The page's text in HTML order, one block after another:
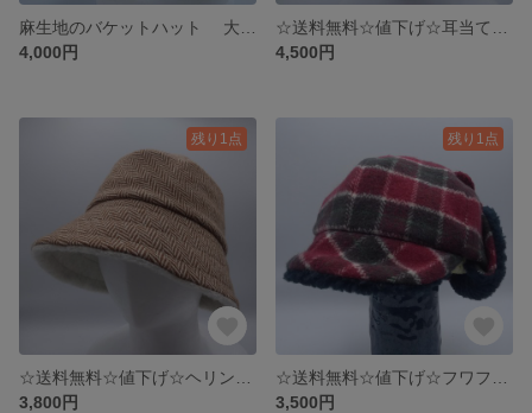
4,000円
4,500円
残り1点
3,800円
残り1点
3,500円